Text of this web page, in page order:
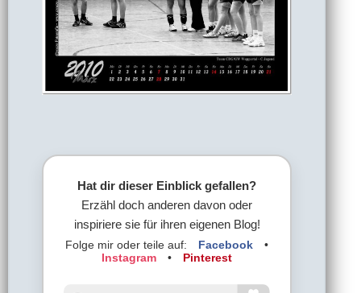
Hat dir dieser Einblick gefallen?
Erzähl doch anderen davon oder
inspiriere sie für ihren eigenen Blog!
Folge mir oder teile auf: Facebook
•
Instagram
• Pinterest